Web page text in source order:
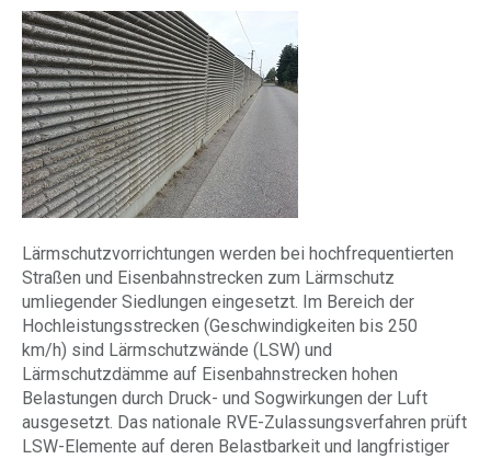
Lärmschutzvorrichtungen werden bei hochfrequentierten
Straßen und Eisenbahnstrecken zum Lärmschutz
umliegender Siedlungen eingesetzt. Im Bereich der
Hochleistungsstrecken (Geschwindigkeiten bis 250
km/h) sind Lärmschutzwände (LSW) und
Lärmschutzdämme auf Eisenbahnstrecken hohen
Belastungen durch Druck- und Sogwirkungen der Luft
ausgesetzt. Das nationale RVE-Zulassungsverfahren prüft
LSW-Elemente auf deren Belastbarkeit und langfristiger